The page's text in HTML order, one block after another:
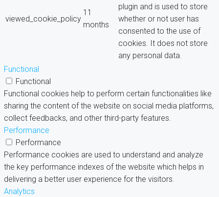
viewed_cookie_policy
11
months
plugin and is used to store
whether or not user has
consented to the use of
cookies. It does not store
any personal data.
Functional
Functional
Functional cookies help to perform certain functionalities like
sharing the content of the website on social media platforms,
collect feedbacks, and other third-party features.
Performance
Performance
Performance cookies are used to understand and analyze
the key performance indexes of the website which helps in
delivering a better user experience for the visitors.
Analytics